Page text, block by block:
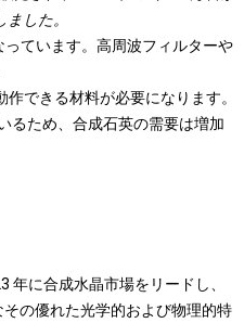
した。
ています。高周波フィルターや
できる材料が必要になります。
るため、合成石英の需要は増加
に合成水晶市場をリードし、
の優れた光学的および物理的特